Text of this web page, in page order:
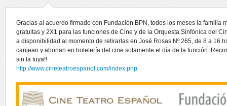
Gracias al acuerdo firmado con Fundación BPN, todos los meses la familia
gratuitas y 2X1 para las funciones de Cine y de la Orquesta Sinfónica del
a disponibilidad al momento de retirarlas en José Rosas Nº 265, de 8 a 16
canjean y abonan en boletería del cine solamente el día de la función.
sin la tuya!!
http://www.cineteatroespanol.com/index.php